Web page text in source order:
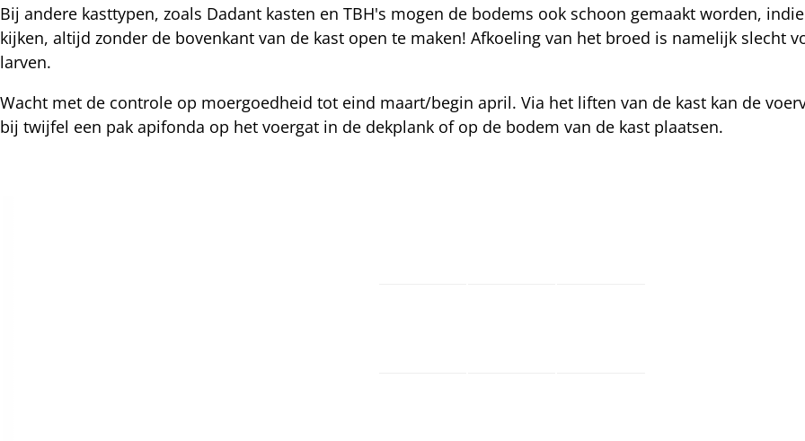
Bij andere kasttypen, zoals Dadant kasten en TBH's mogen de bodems ook schoon gemaakt worden,
kijken, altijd zonder de bovenkant van de kast open te maken! Afkoeling van het broed is namelijk slecht
larven.
Wacht met de controle op moergoedheid tot eind maart/begin april. Via het liften van de kast kan de
bij twijfel een pak apifonda op het voergat in de dekplank of op de bodem van de kast plaatsen.